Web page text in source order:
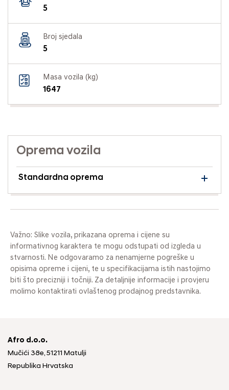
5
Broj sjedala
5
Masa vozila (kg)
1647
Oprema vozila
Standardna oprema
Važno: Slike vozila, prikazana oprema i cijene su
informativnog karaktera te mogu odstupati od izgleda u
stvarnosti. Ne odgovaramo za nenamjerne pogreške u
opisima opreme i cijeni, te u specifikacijama istih nastojimo
biti što precizniji i točniji. Za detaljnije informacije i provjeru
molimo kontaktirati ovlaštenog prodajnog predstavnika.
Afro d.o.o.
Mučići 38e, 51211 Matulji
Republika Hrvatska